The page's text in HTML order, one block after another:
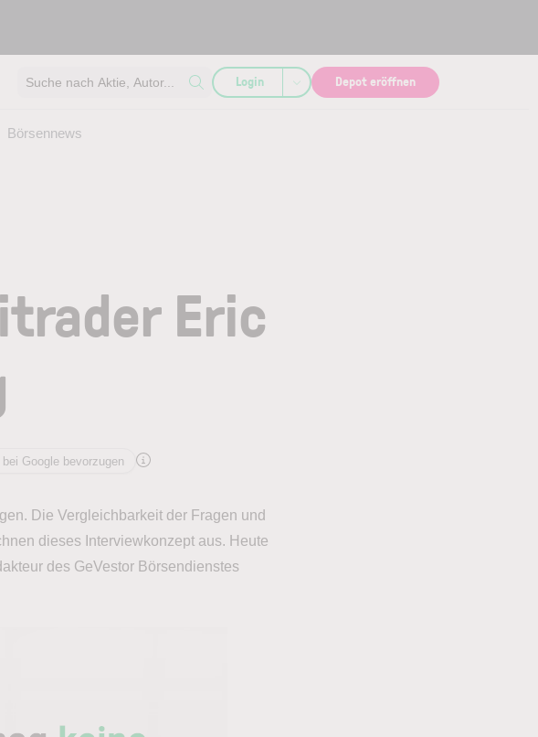
Börsennews
Suche nach Aktie, Autor... Login Depot eröffnen
Eric
bei Google bevorzugen
Die Vergleichbarkeit der Fragen und
dieses Interviewkonzept aus. Heute
des GeVestor Börsendienstes